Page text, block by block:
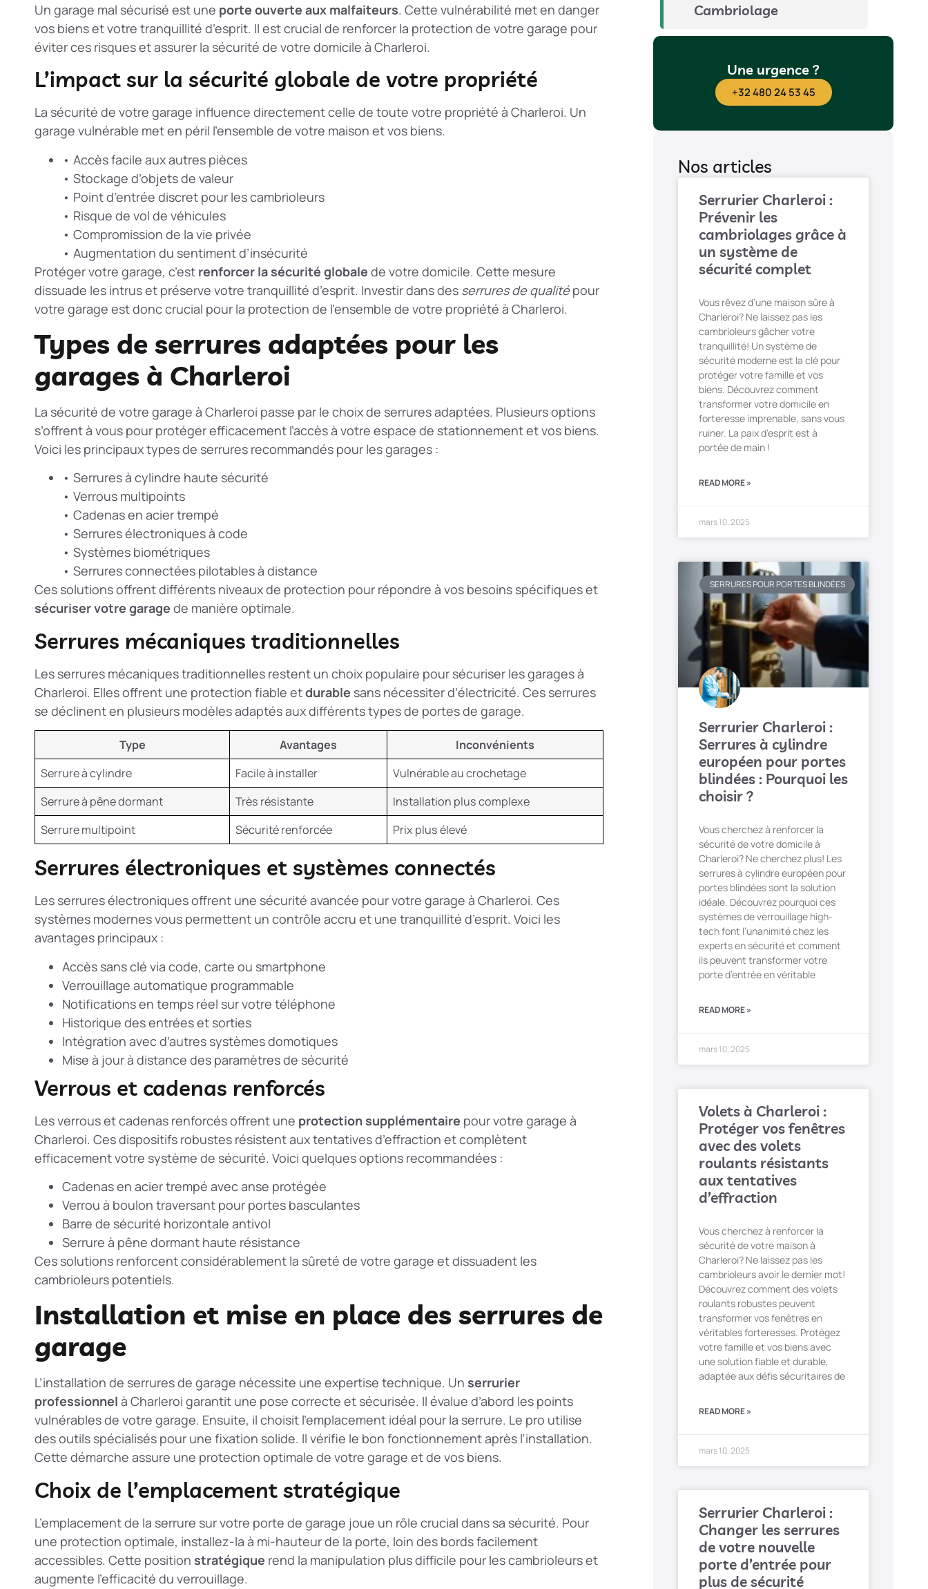
Un garage mal sécurisé est une porte ouverte aux malfaiteurs. Cette vulnérabilité met en danger
vos biens et votre tranquillité d’esprit. Il est crucial de renforcer la protection de votre garage pour
éviter ces risques et assurer la sécurité de votre domicile à Charleroi.
L’impact sur la sécurité globale de votre propriété
La sécurité de votre garage influence directement celle de toute votre propriété à Charleroi. Un
garage vulnérable met en péril l’ensemble de votre maison et vos biens.
• Accès facile aux autres pièces
• Stockage d’objets de valeur
• Point d’entrée discret pour les cambrioleurs
• Risque de vol de véhicules
• Compromission de la vie privée
• Augmentation du sentiment d’insécurité
Protéger votre garage, c’est renforcer la sécurité globale de votre domicile. Cette mesure
dissuade les intrus et préserve votre tranquillité d’esprit. Investir dans des serrures de qualitépour
votre garage est donc crucial pour la protection de l’ensemble de votre propriété à Charleroi.
Types de serrures adaptées pour les
garages à Charleroi
La sécurité de votre garage à Charleroi passe par le choix de serrures adaptées. Plusieurs options
s’offrent à vous pour protéger efficacement l’accès à votre espace de stationnement et vos biens.
Voici les principaux types de serrures recommandés pour les garages :
• Serrures à cylindre haute sécurité
• Verrous multipoints
• Cadenas en acier trempé
• Serrures électroniques à code
• Systèmes biométriques
• Serrures connectées pilotables à distance
Ces solutions offrent différents niveaux de protection pour répondre à vos besoins spécifiques et
sécuriser votre garage de manière optimale.
Serrures mécaniques traditionnelles
Les serrures mécaniques traditionnelles restent un choix populaire pour sécuriser les garages à
Charleroi. Elles offrent une protection fiable etdurable sans nécessiter d’électricité. Ces serrures
se déclinent en plusieurs modèles adaptés aux différents types de portes de garage.
Type Avantages
Inconvénients
Serrure à cylindre
Facile à installer
Vulnérable au crochetage
Serrure à pêne dormant
Très résistante
Installation plus complexe
Serrure multipoint
Sécurité renforcée Prix plus élevé
Serrures électroniques et systèmes connectés
Les serrures électroniques offrent une sécurité avancée pour votre garage à Charleroi. Ces
systèmes modernes vous permettent un contrôle accru et une tranquillité d’esprit. Voici les
avantages principaux :
Accès sans clé via code, carte ou smartphone
Verrouillage automatique programmable
Notifications en temps réel sur votre téléphone
Historique des entrées et sorties
Intégration avec d’autres systèmes domotiques
Mise à jour à distance des paramètres de sécurité
Verrous et cadenas renforcés
Les verrous et cadenas renforcés offrent une protection supplémentaire pour votre garage à
Charleroi. Ces dispositifs robustes résistent aux tentatives d’effraction et complètent
efficacement votre système de sécurité. Voici quelques options recommandées :
Cadenas en acier trempé avec anse protégée
Verrou à boulon traversant pour portes basculantes
Barre de sécurité horizontale antivol
Serrure à pêne dormant haute résistance
Ces solutions renforcent considérablement la sûreté de votre garage et dissuadent les
cambrioleurs potentiels.
Installation et mise en place des serrures de
garage
L’installation de serrures de garage nécessite une expertise technique. Un serrurier
professionnel à Charleroi garantit une pose correcte et sécurisée. Il évalue d’abord les points
vulnérables de votre garage. Ensuite, il choisit l’emplacement idéal pour la serrure. Le pro utilise
des outils spécialisés pour une fixation solide. Il vérifie le bon fonctionnement après l’installation.
Cette démarche assure une protection optimale de votre garage et de vos biens.
Choix de l’emplacement stratégique
L’emplacement de la serrure sur votre porte de garage joue un rôle crucial dans sa sécurité. Pour
une protection optimale, installez-la à mi-hauteur de la porte, loin des bords facilement
accessibles. Cette position stratégique rend la manipulation plus difficile pour les cambrioleurs et
augmente l’efficacité du verrouillage.
Cambriolage
Une urgence ?
+32 480 24 53 45
Nos articles
Serrurier Charleroi :
Prévenir les
cambriolages grâce à
un système de
sécurité complet
Vous rêvez d’une maison sûre à
Charleroi? Ne laissez pas les
cambrioleurs gâcher votre
tranquillité! Un système de
sécurité moderne est la clé pour
protéger votre famille et vos
biens. Découvrez comment
transformer votre domicile en
forteresse imprenable, sans vous
ruiner. La paix d’esprit est à
portée de main !
READ MORE »
mars 10, 2025
SERRURES POUR PORTES BLINDÉES
Serrurier Charleroi :
Serrures à cylindre
européen pour portes
blindées : Pourquoi les
choisir ?
Vous cherchez à renforcer la
sécurité de votre domicile à
Charleroi? Ne cherchez plus! Les
serrures à cylindre européen pour
portes blindées sont la solution
idéale. Découvrez pourquoi ces
systèmes de verrouillage high-
tech font l’unanimité chez les
experts en sécurité et comment
ils peuvent transformer votre
porte d’entrée en véritable
READ MORE »
mars 10, 2025
Volets à Charleroi :
Protéger vos fenêtres
avec des volets
roulants résistants
aux tentatives
d’effraction
Vous cherchez à renforcer la
sécurité de votre maison à
Charleroi? Ne laissez pas les
cambrioleurs avoir le dernier mot!
Découvrez comment des volets
roulants robustes peuvent
transformer vos fenêtres en
véritables forteresses. Protégez
votre famille et vos biens avec
une solution fiable et durable,
adaptée aux défis sécuritaires de
READ MORE »
mars 10, 2025
Serrurier Charleroi :
Changer les serrures
de votre nouvelle
porte d’entrée pour
plus de sécurité